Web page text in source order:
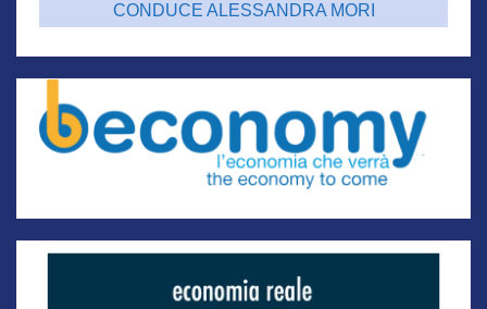
CONDUCE ALESSANDRA MORI